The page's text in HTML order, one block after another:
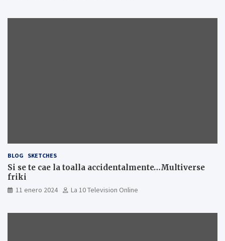
BLOG SKETCHES
Si se te cae la toalla accidentalmente…Multiverse
friki
11 enero 2024 La 10 Television Online